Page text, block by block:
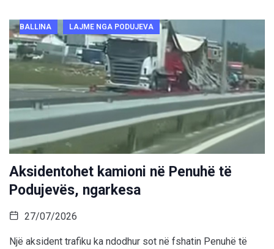
BALLINA LAJME NGA PODUJEVA
Aksidentohet kamioni në Penuhë të
Podujevës, ngarkesa
27/07/2026
Një aksident trafiku ka ndodhur sot në fshatin Penuhë të